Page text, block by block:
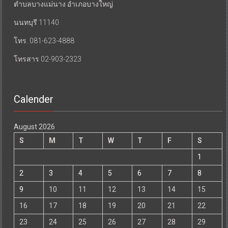
ตำบลบางแม่นาง อำเภอบางใหญ่
นนทบุรี 11140
โทร. 081-623-4888
โทรสาร 02-903-2323
Calender
August 2026
S
M T W T F
S
1
2
3 4 5 6 7
8
9
10 11 12 13 14
15
16
17 18 19 20 21
22
23
24 25 26 27 28 29